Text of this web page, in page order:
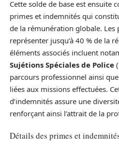
Cette solde de base est ensuite
primes et indemnités qui
de la rémunération globale. Les
représenter jusqu’à 40 % de la
éléments associés incluent
Sujétions Spéciales de Police
parcours professionnel ainsi
liées aux missions effectuées.
d’indemnités assure une
renforçant ainsi l’attrait de la
Détails des primes et